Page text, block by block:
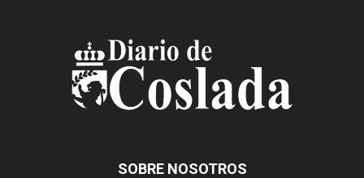
SOBRE NOSOTROS